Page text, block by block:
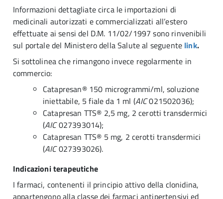
Informazioni dettagliate circa le importazioni di
medicinali autorizzati e commercializzati all’estero
effettuate ai sensi del D.M. 11/02/1997 sono rinvenibili
sul portale del Ministero della Salute al seguente link.
Si sottolinea che rimangono invece regolarmente in
commercio:
Catapresan® 150 microgrammi/ml, soluzione
iniettabile, 5 fiale da 1 ml (AIC021502036);
Catapresan TTS® 2,5 mg, 2 cerotti transdermici
(AIC027393014);
Catapresan TTS® 5 mg, 2 cerotti transdermici
(AIC027393026).
Indicazioni terapeutiche
I farmaci, contenenti il principio attivo della clonidina,
appartengono alla classe dei farmaci antipertensivi ed